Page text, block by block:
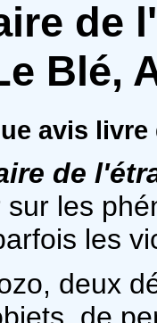
de
Blé,
avis
de
les
les
deux